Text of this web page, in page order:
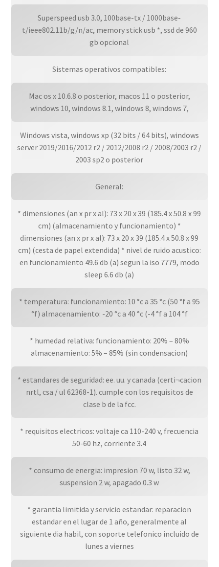
Superspeed usb 3.0, 100base-tx / 1000base-
t/ieee802.11b/g/n/ac, memory stick usb *, ssd de 960
gb opcional
Sistemas operativos compatibles:
Mac os x 10.6.8 o posterior, macos 11 o posterior,
windows 10, windows 8.1, windows 8, windows 7,
Windows vista, windows xp (32 bits / 64 bits), windows
server 2019/2016/2012 r2 / 2012/2008 r2 / 2008/2003 r2 /
2003 sp2 o posterior
General:
* dimensiones (an x pr x al): 73 x 20 x 39 (185.4 x 50.8 x 99
cm) (almacenamiento y funcionamiento) *
dimensiones (an x pr x al): 73 x 20 x 39 (185.4 x 50.8 x 99
cm) (cesta de papel extendida) * nivel de ruido acustico:
en funcionamiento 49.6 db (a) segun la iso 7779, modo
sleep 6.6 db (a)
* temperatura: funcionamiento: 10 °c a 35 °c (50 °f a 95
°f) almacenamiento: -20 °c a 40 °c (-4 °f a 104 °f
* humedad relativa: funcionamiento: 20% – 80%
almacenamiento: 5% – 85% (sin condensacion)
* estandares de seguridad: ee. uu. y canada (certi¬cacion
nrtl, csa / ul 62368-1). cumple con los requisitos de
clase b de la fcc.
* requisitos electricos: voltaje ca 110-240 v, frecuencia
50-60 hz, corriente 3.4
* consumo de energia: impresion 70 w, listo 32 w,
suspension 2 w, apagado 0.3 w
* garantia limitida y servicio estandar: reparacion
estandar en el lugar de 1 año, generalmente al
siguiente dia habil, con soporte telefonico incluido de
lunes a viernes